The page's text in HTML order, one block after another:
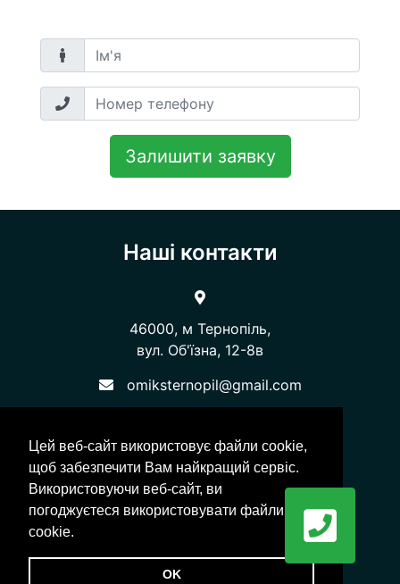
Цей веб-сайт використовує файли cookie,
щоб забезпечити Вам найкращий сервіс.
Використовуючи веб-сайт, ви
погоджуєтеся використовувати файли
cookie.
OK
Залишити заявку
Наші контакти
46000, м Тернопіль,
вул. Об'їзна, 12-8в​​​​​​​
omiksternopil@gmail.com
+38 (050) 339-54-89
+38 (0352) 53 39 87